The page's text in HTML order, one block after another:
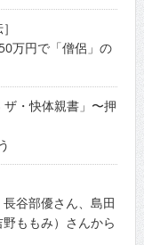
万円で「僧侶」の
ザ・快体親書」〜押
谷部優さん、島田
ももみ）さんから